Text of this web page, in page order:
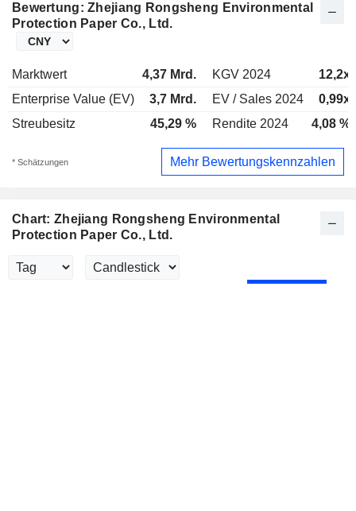
Bewertung: Zhejiang Rongsheng Environmental
Protection Paper Co., Ltd.
Marktwert 4,37 Mrd. KGV 2024
12,2x
Enterprise Value (EV)
3,7 Mrd. EV / Sales 2024
0,99x
Streubesitz
45,29 % Rendite 2024 4,08 %
* Schätzungen Mehr Bewertungskennzahlen
Chart: Zhejiang Rongsheng Environmental
Protection Paper Co., Ltd.